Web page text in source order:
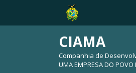
CIAMA
Companhia de
UMA EMPRESA DO